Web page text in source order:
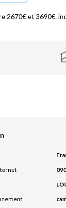
2670€ et 3690€.